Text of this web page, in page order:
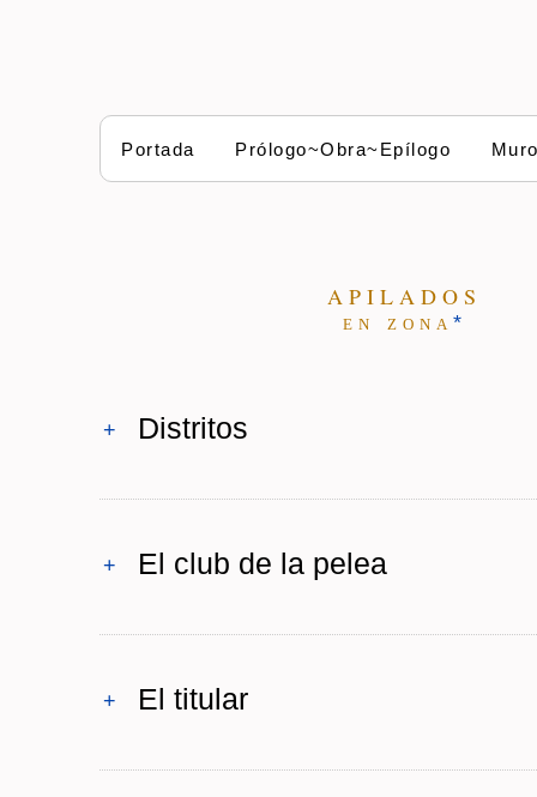
Portada Prólogo~Obra~Epílogo
A P I L A D O S
e n z o n a *
+ Distritos
+ El club de la pelea
+ El titular